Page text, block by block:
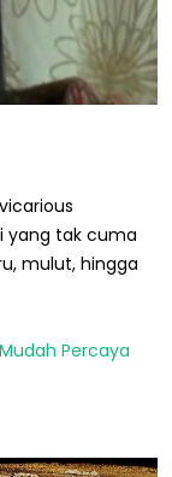
yang tak cuma
mulut, hingga
Percaya